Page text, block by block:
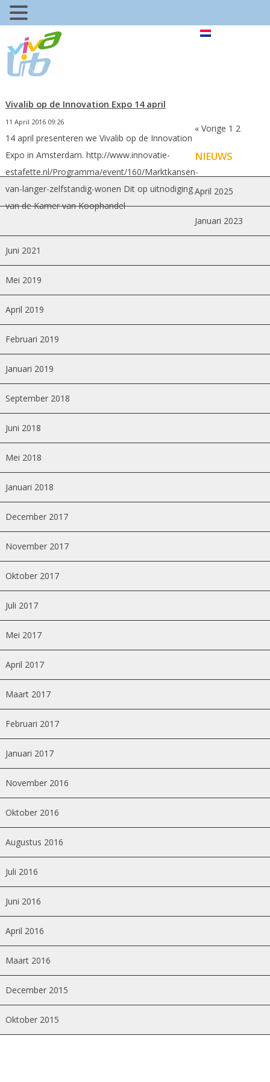
Vivalib op de Innovation Expo 14 april
11 April 2016 09:26
14 april presenteren we Vivalib op de Innovation
Expo in Amsterdam. http://www.innovatie-
estafette.nl/Programma/event/160/Marktkansen-
van-langer-zelfstandig-wonen Dit op uitnodiging
van de Kamer van Koophandel
« Vorige 1 2
NIEUWS
April 2025
Januari 2023
Juni 2021
Mei 2019
April 2019
Februari 2019
Januari 2019
September 2018
Juni 2018
Mei 2018
Januari 2018
December 2017
November 2017
Oktober 2017
Juli 2017
Mei 2017
April 2017
Maart 2017
Februari 2017
Januari 2017
November 2016
Oktober 2016
Augustus 2016
Juli 2016
Juni 2016
April 2016
Maart 2016
December 2015
Oktober 2015